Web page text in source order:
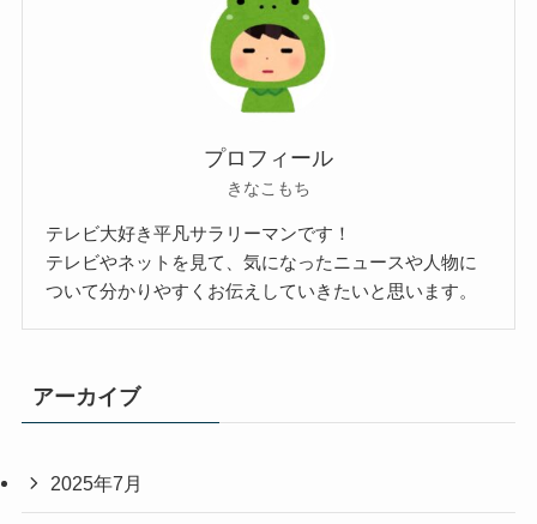
プロフィール
きなこもち
テレビ大好き平凡サラリーマンです！
テレビやネットを見て、気になったニュースや人物に
ついて分かりやすくお伝えしていきたいと思います。
アーカイブ
2025年7月